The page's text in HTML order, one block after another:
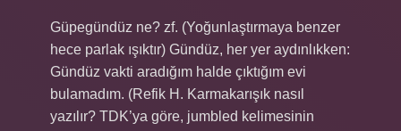
Güpegündüz ne? zf. (Yoğunlaştırmaya benzer
hece parlak ışıktır) Gündüz, her yer aydınlıkken:
Gündüz vakti aradığım halde çıktığım evi
bulamadım. (Refik H. Karmakarışık nasıl
yazılır? TDK’ya göre, jumbled kelimesinin